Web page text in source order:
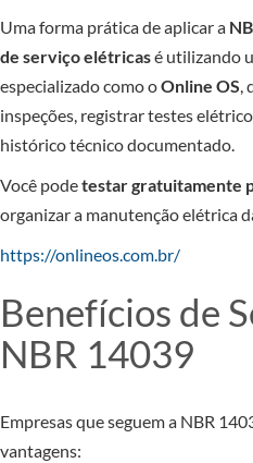
Uma forma prática de aplicar a
de serviço elétricasé utilizando
especializado como oOnline OS,
inspeções, registrar testes
histórico técnico documentado.
Você podetestar gratuitamente
organizar a manutenção elétrica
https://onlineos.com.br/
Benefícios de
NBR 14039
Empresas que seguem a NBR
vantagens: